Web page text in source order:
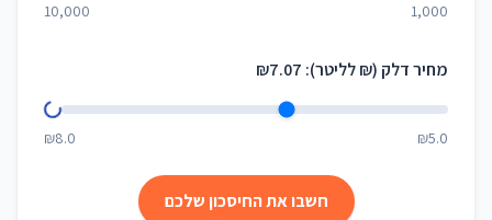
1,000
10,000
מחיר דלק (₪ לליטר): 7.07
₪5.0
₪8.0
חשבו את החיסכון שלכם